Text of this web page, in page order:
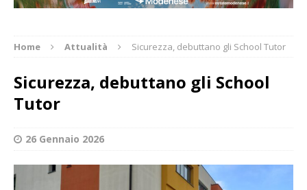
Home Attualità Sicurezza, debuttano gli School Tutor
Sicurezza, debuttano gli School
Tutor
26 Gennaio 2026